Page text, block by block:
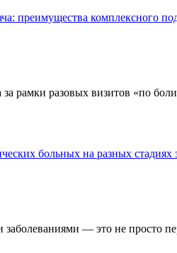
преимущества комплексного
рамки разовых визитов «по
больных на разных стадиях
— это не просто